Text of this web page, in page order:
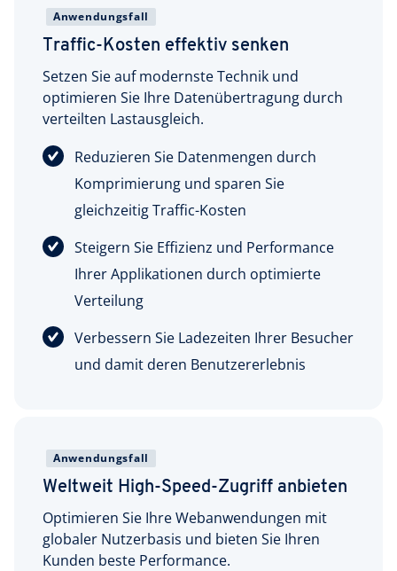
Anwendungsfall
Traffic-Kosten effektiv senken
Setzen Sie auf modernste Technik und
optimieren Sie Ihre Datenübertragung durch
verteilten Lastausgleich.
Reduzieren Sie Datenmengen durch
Komprimierung und sparen Sie
gleichzeitig Traffic-Kosten
Steigern Sie Effizienz und Performance
Ihrer Applikationen durch optimierte
Verteilung
Verbessern Sie Ladezeiten Ihrer Besucher
und damit deren Benutzererlebnis
Anwendungsfall
Weltweit High-Speed-Zugriff anbieten
Optimieren Sie Ihre Webanwendungen mit
globaler Nutzerbasis und bieten Sie Ihren
Kunden beste Performance.